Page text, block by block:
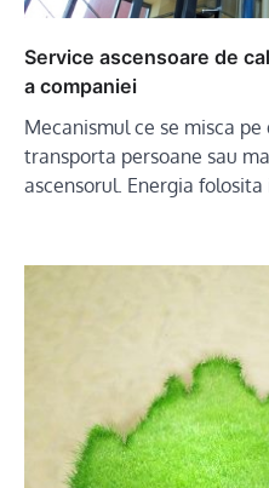
Service ascensoare de
a companiei
Mecanismul ce se misca
transporta persoane sau
ascensorul. Energia